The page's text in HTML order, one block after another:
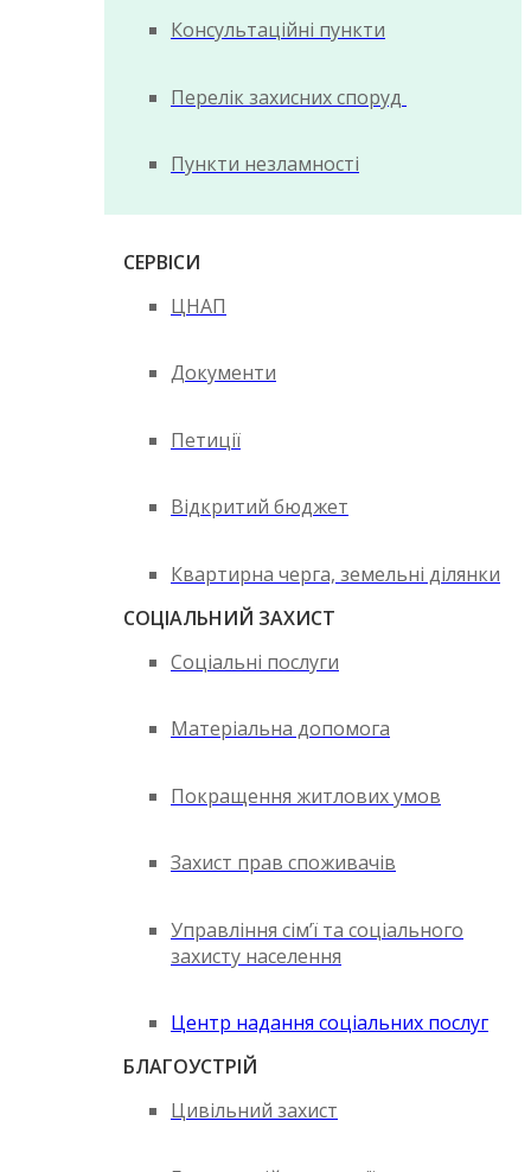
Консультаційні пункти
Перелік захисних споруд
Пункти незламності
СЕРВІСИ
ЦНАП
Документи
Петиції
Відкритий бюджет
Квартирна черга, земельні ділянки
СОЦІАЛЬНИЙ ЗАХИСТ
Соціальні послуги
Матеріальна допомога
Покращення житлових умов
Захист прав споживачів
Управління сім’ї та соціального
захисту населення
Центр надання соціальних послуг
БЛАГОУСТРІЙ
Цивільний захист